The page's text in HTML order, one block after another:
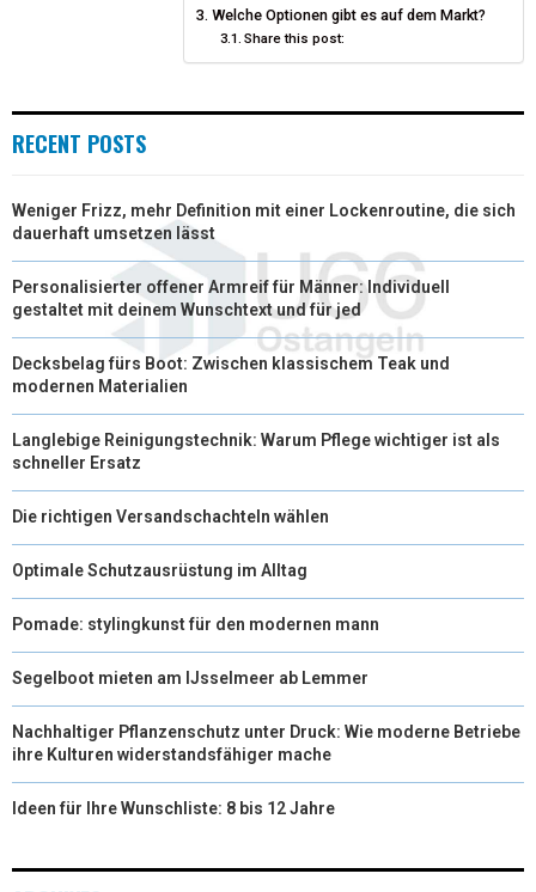
O
K
E
S
I
N
Welche Optionen gibt es auf dem Markt?
Share this post:
RECENT POSTS
Weniger Frizz, mehr Definition mit einer Lockenroutine, die sich
dauerhaft umsetzen lässt
Personalisierter offener Armreif für Männer: Individuell
gestaltet mit deinem Wunschtext und für jed
Decksbelag fürs Boot: Zwischen klassischem Teak und
modernen Materialien
Langlebige Reinigungstechnik: Warum Pflege wichtiger ist als
schneller Ersatz
Die richtigen Versandschachteln wählen
Optimale Schutzausrüstung im Alltag
Pomade: stylingkunst für den modernen mann
Segelboot mieten am IJsselmeer ab Lemmer
Nachhaltiger Pflanzenschutz unter Druck: Wie moderne Betriebe
ihre Kulturen widerstandsfähiger mache
Ideen für Ihre Wunschliste: 8 bis 12 Jahre